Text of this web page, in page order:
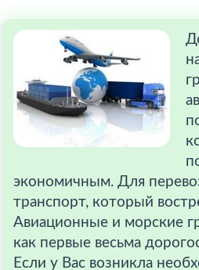
экономичным. Для
транспорт, который
Авиационные и морские
как первые весьма
Если у Вас возникла